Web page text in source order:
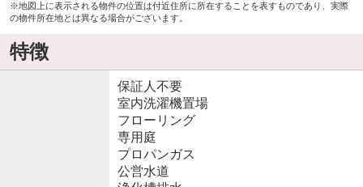
※地図上に表示される物件の位置は付近住所に所在することを表すものであり、実際
の物件所在地とは異なる場合がございます。
特徴
保証人不要
室内洗濯機置場
フローリング
専用庭
プロパンガス
公営水道